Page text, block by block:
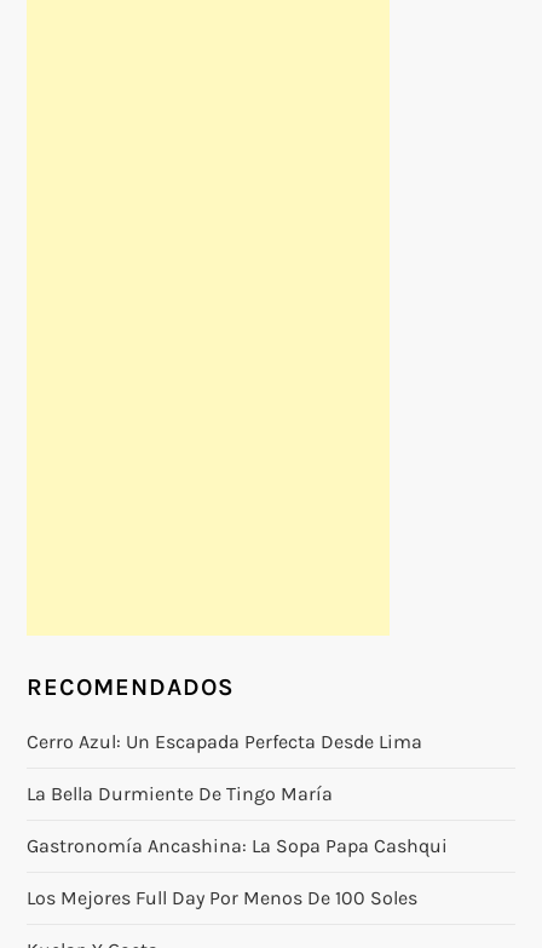
RECOMENDADOS
Cerro Azul: Un Escapada Perfecta Desde Lima
La Bella Durmiente De Tingo María
Gastronomía Ancashina: La Sopa Papa Cashqui
Los Mejores Full Day Por Menos De 100 Soles